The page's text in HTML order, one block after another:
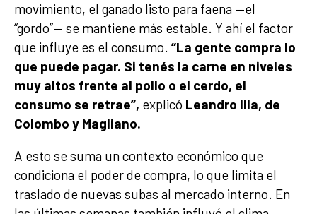
movimiento, el ganado listo para faena —el
“gordo”— se mantiene más estable. Y ahí el factor
que influye es el consumo. “La gente compra lo
que puede pagar. Si tenés la carne en niveles
muy altos frente al pollo o el cerdo, el
consumo se retrae”, explicó Leandro Illa, de
Colombo y Magliano.
A esto se suma un contexto económico que
condiciona el poder de compra, lo que limita el
traslado de nuevas subas al mercado interno. En